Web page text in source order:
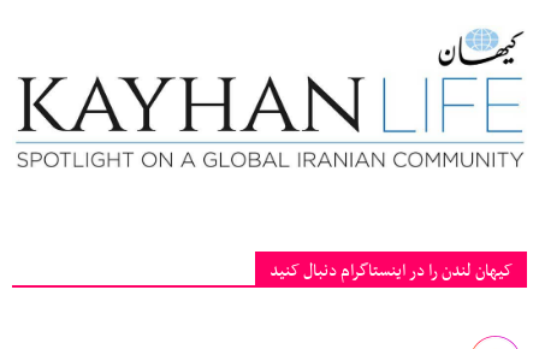
کیهان لندن را در اینستاگرام دنبال کنید